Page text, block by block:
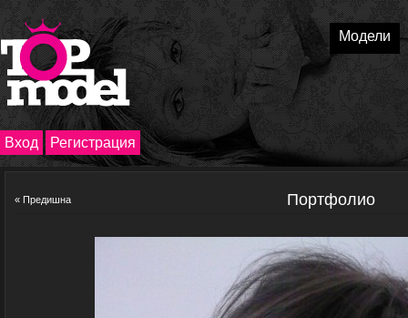
Модели
Вход Регистрация
« Предишна Портфолио